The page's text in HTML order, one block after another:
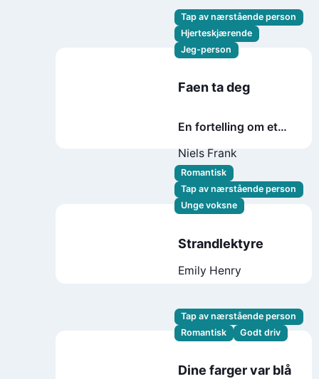
Skrolsvik
Tap av nærstående person
Hjerteskjærende
Jeg-person
Faen ta deg
En fortelling om et
Niels Frank
Romantisk
Tap av nærstående person
Unge voksne
Strandlektyre
Emily Henry
Tap av nærstående person
Romantisk
Godt driv
Dine farger var blå